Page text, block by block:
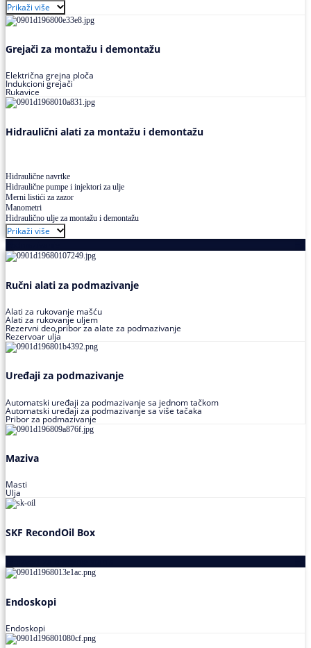
Prikaži više
Grejači za montažu i demontažu
Električna grejna ploča
Indukcioni grejači
Rukavice
Hidraulični alati za montažu i demontažu
Hidraulične navrtke
Hidraulične pumpe i injektori za ulje
Merni listići za zazor
Manometri
Hidraulično ulje za montažu i demontažu
Prikaži više
Ručni alati za podmazivanje
Alati za rukovanje mašću
Alati za rukovanje uljem
Rezervni deo,pribor za alate za podmazivanje
Rezervoar ulja
Uređaji za podmazivanje
Automatski uređaji za podmazivanje sa jednom tačkom
Automatski uređaji za podmazivanje sa više tačaka
Pribor za podmazivanje
Maziva
Masti
Ulja
SKF RecondOil Box
Endoskopi
Endoskopi